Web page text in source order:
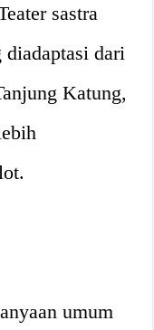
sastra
diadaptasi dari
Katung,
umum